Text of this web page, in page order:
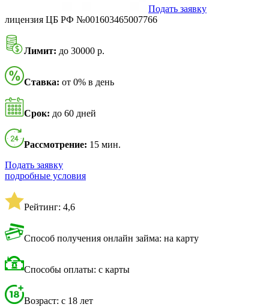
Подать заявку
лицензия ЦБ РФ №001603465007766
Лимит: до 30000 р.
Ставка: от 0% в день
Срок: до 60 дней
Рассмотрение: 15 мин.
Подать заявку
подробные условия
Рейтинг: 4,6
Способ получения онлайн займа: на карту
Способы оплаты: с карты
Возраст: с 18 лет